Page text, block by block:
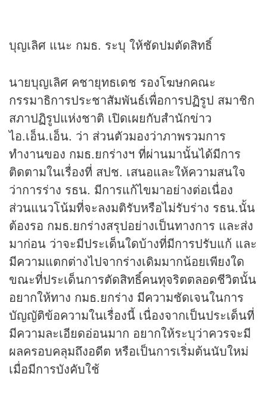
บุญเลิศ แนะ กมธ. ระบุ ให้ชัดปมตัดสิทธิ์
นายบุญเลิศ คชายุทธเดช รองโฆษกคณะ
กรรมาธิการประชาสัมพันธ์เพื่อการปฏิรูป สมาชิก
สภาปฏิรูปแห่งชาติ เปิดเผยกับสำนักข่าว
ไอ.เอ็น.เอ็น. ว่า ส่วนตัวมองว่าภาพรวมการ
ทำงานของ กมธ.ยกร่างฯ ที่ผ่านมานั้นได้มีการ
ติดตามในเรื่องที่ สปช. เสนอและให้ความสนใจ
ว่าการร่าง รธน. มีการแก้ไขมาอย่างต่อเนื่อง
ส่วนแนวโน้มที่จะลงมติรับหรือไม่รับร่าง รธน.นั้น
ต้องรอ กมธ.ยกร่างสรุปอย่างเป็นทางการ และส่ง
มาก่อน ว่าจะมีประเด็นใดบ้างที่มีการปรับแก้ และ
มีความแตกต่างไปจากร่างเดิมมากน้อยเพียงใด
ขณะที่ประเด็นการตัดสิทธิ์คนทุจริตตลอดชีวิตนั้น
อยากให้ทาง กมธ.ยกร่าง มีความชัดเจนในการ
บัญญัติข้อความในเรื่องนี้ เนื่องจากเป็นประเด็นที่
มีความละเอียดอ่อนมาก อยากให้ระบุว่าควรจะมี
ผลครอบคลุมถึงอดีต หรือเป็นการเริ่มต้นนับใหม่
เมื่อมีการบังคับใช้